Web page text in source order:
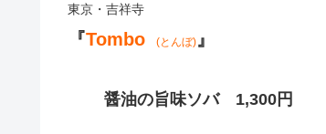
東京・吉祥寺
『Tombo (とんぼ)』
醤油の旨味ソバ 1,300円